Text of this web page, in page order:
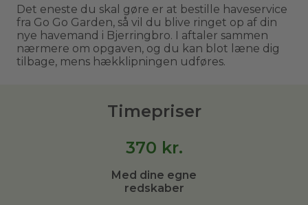
Det eneste du skal gøre er at bestille haveservice
fra Go Go Garden, så vil du blive ringet op af din
nye havemand i Bjerringbro. I aftaler sammen
nærmere om opgaven, og du kan blot læne dig
tilbage, mens hækklipningen udføres.
Timepriser
370 kr.
Med dine egne
redskaber